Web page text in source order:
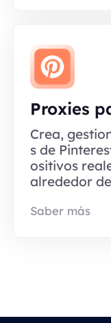
Proxies
Crea,
s de
ositivos
alrededor
Saber más